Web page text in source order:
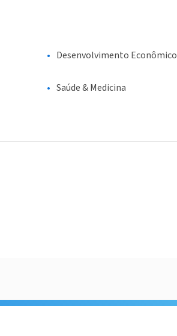
Desenvolvimento Econômico
Saúde & Medicina